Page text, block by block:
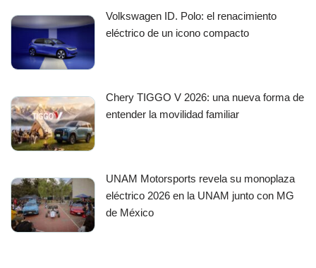
Volkswagen ID. Polo: el renacimiento
eléctrico de un icono compacto
Chery TIGGO V 2026: una nueva forma de
entender la movilidad familiar
UNAM Motorsports revela su monoplaza
eléctrico 2026 en la UNAM junto con MG
de México